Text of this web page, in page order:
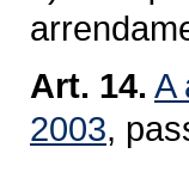
Art. 14. A
2003,